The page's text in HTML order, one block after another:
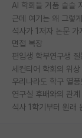
AI 학회들 거품 슬슬
근데 여기는 왜 그렇
석사가 1저자 논문
면접 복장
편입생 학부연구생 질
세컨티어 학회의 위상
연구실 후배와의 관계
석사 1학기부터 원래